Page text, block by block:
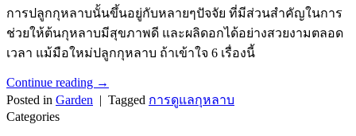
การปลูกกุหลาบนั้นขึ้นอยู่กับหลายๆปัจจัย ที่มีส่วนสําคัญในการ
ช่วยให้ต้นกุหลาบมีสุขภาพดี และผลิดอกได้อย่างสวยงามตลอด
เวลา แม้มือใหม่ปลูกกุหลาบ ถ้าเข้าใจ 6 เรื่องนี้
Continue reading →
Posted in Garden | Tagged การดูแลกุหลาบ
Categories